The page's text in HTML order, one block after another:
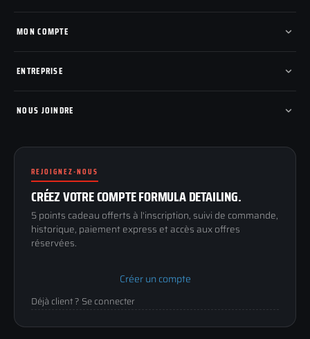
Nos marques
Pads de polissage
Pièces détachées
MON COMPTE
Mes tickets SAV
Mon parrainage
Programme fidelite
ENTREPRISE
Compte pro
Politique de retour
Conditions générales
Mentions légales
Confidentialité
NOUS JOINDRE
89100 SENS
03 73 61 02 02
Lun-Ven
9h-12h / 14h-17h
REJOIGNEZ-NOUS
CRÉEZ VOTRE COMPTE FORMULA DETAILING.
5 points cadeau offerts à l'inscription, suivi de commande,
historique, paiement express et accès aux offres
réservées.
Créer un compte
Déjà client ? Se connecter